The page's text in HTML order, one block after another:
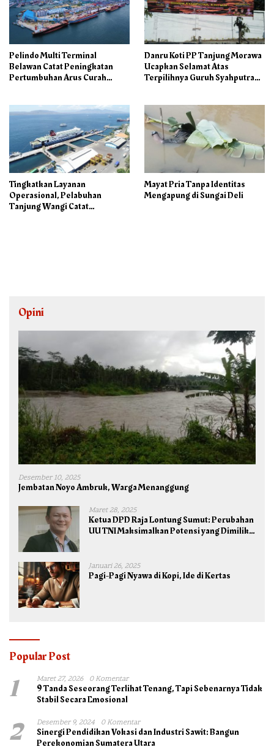
Pelindo Multi Terminal
Belawan Catat Peningkatan
Pertumbuhan Arus Curah
Danru Koti PP Tanjung Morawa
Ucapkan Selamat Atas
Terpilihnya Guruh Syahputra
Tingkatkan Layanan
Operasional, Pelabuhan
Tanjung Wangi Catat
Mayat Pria Tanpa Identitas
Mengapung di Sungai Deli
Opini
Desember 10, 2025
Jembatan Noyo Ambruk, Warga Menanggung
Maret 28, 2025
Ketua DPD Raja Lontung Sumut: Perubahan
UU TNI Maksimalkan Potensi yang Dimiliki
Januari 26, 2025
Pagi-Pagi Nyawa di Kopi, Ide di Kertas
Popular Post
1 Maret 27, 2026 0 Komentar
9 Tanda Seseorang Terlihat Tenang, Tapi Sebenarnya Tidak
Stabil Secara Emosional
2 Desember 9, 2024 0 Komentar
Sinergi Pendidikan Vokasi dan Industri Sawit: Bangun
Perekonomian Sumatera Utara